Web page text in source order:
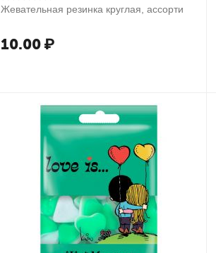
Жевательная резинка круглая, ассорти
10.00 ₽